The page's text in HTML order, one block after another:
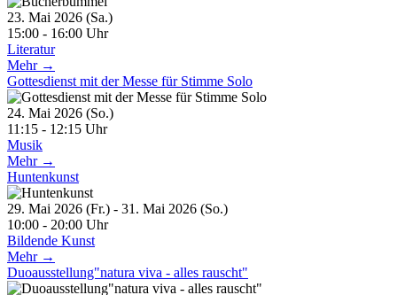
23. Mai 2026 (Sa.)
15:00 - 16:00 Uhr
Literatur
Mehr →
Gottesdienst mit der Messe für Stimme Solo
24. Mai 2026 (So.)
11:15 - 12:15 Uhr
Musik
Mehr →
Huntenkunst
29. Mai 2026 (Fr.) - 31. Mai 2026 (So.)
10:00 - 20:00 Uhr
Bildende Kunst
Mehr →
Duoausstellung"natura viva - alles rauscht"